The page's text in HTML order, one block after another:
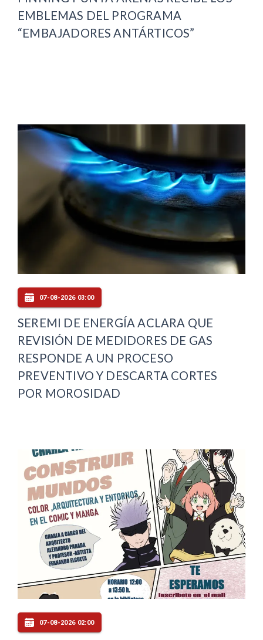
EMBLEMAS DEL PROGRAMA
“EMBAJADORES ANTÁRTICOS”
07-08-2026 03:00
SEREMI DE ENERGÍA ACLARA QUE
REVISIÓN DE MEDIDORES DE GAS
RESPONDE A UN PROCESO
PREVENTIVO Y DESCARTA CORTES
POR MOROSIDAD
07-08-2026 02:00